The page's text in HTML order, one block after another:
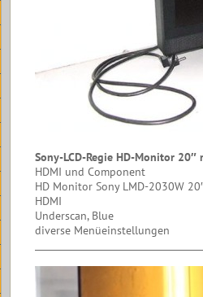
Sony-LCD-Regie HD-Monitor
HDMI und Component
HD Monitor Sony LMD-2030W
HDMI
Underscan, Blue
diverse Menüeinstellungen